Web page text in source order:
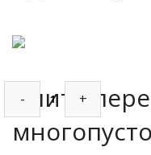
Плита
- +